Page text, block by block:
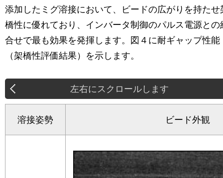
添加したミグ溶接において、ビードの広がりを持たせ
橋性に優れており、インバータ制御のパルス電源との
合せで最も効果を発揮します。図４に耐ギャップ性能
（架橋性評価結果）を示します。
溶接姿勢 ビード外観